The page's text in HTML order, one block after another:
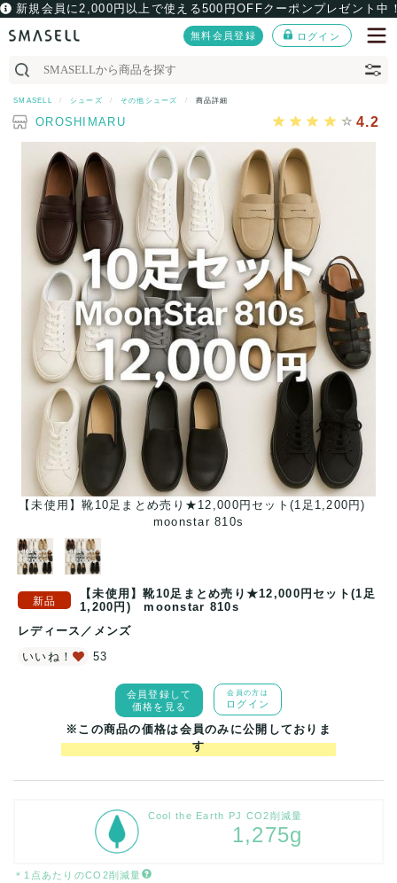
新規会員に2,000円以上で使える500円OFFクーポンプレゼント中
無料会員登録 ログイン
SMASELL シューズ その他シューズ 商品詳細
OROSHIMARU 4.2
【未使用】靴10足まとめ売り★12,000円セット(1足1,200円)
moonstar 810s
【未使用】靴10足まとめ売り★12,000円セット(1足
1,200円) moonstar 810s
レディース ／ メンズ
いいね！
53
会員登録して
価格を見る
会員の方は
ログイン
※この商品の価格は会員のみに公開しておりま
す
Cool the Earth PJ CO2削減量
1,275g
＊1点あたりのCO2削減量